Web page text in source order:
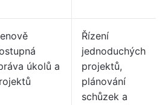
úkolů a
Řízení
jednoduchých
projektů,
plánování
schůzek a